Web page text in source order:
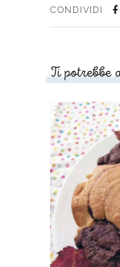
CONDIVIDI
Ti potrebbe